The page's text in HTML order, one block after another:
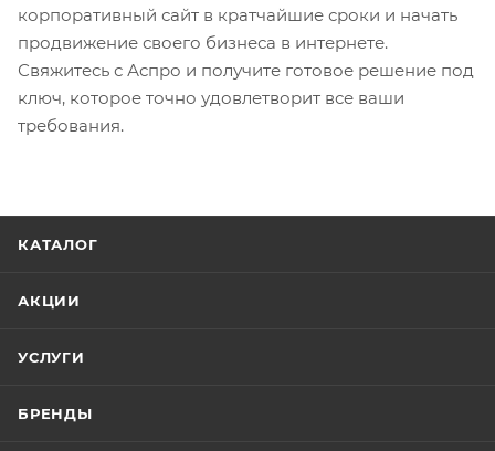
корпоративный сайт в кратчайшие сроки и начать
продвижение своего бизнеса в интернете.
Свяжитесь с Аспро и получите готовое решение под
ключ, которое точно удовлетворит все ваши
требования.
КАТАЛОГ
АКЦИИ
УСЛУГИ
БРЕНДЫ